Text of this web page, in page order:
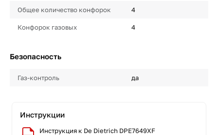
Общее количество конфорок 4
Конфорок газовых 4
Безопасность
Газ-контроль да
Инструкции
Инструкция к De Dietrich DPE7649XF